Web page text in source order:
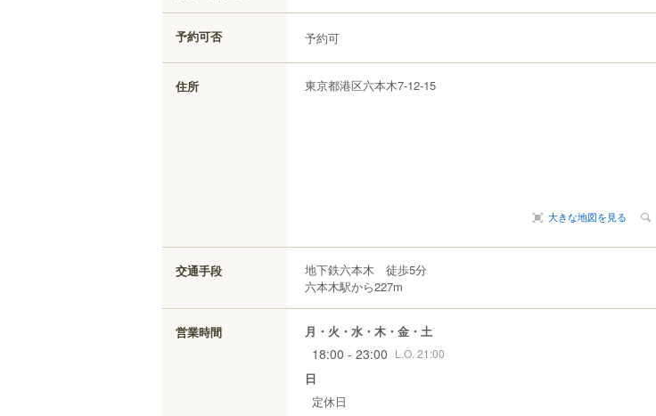
予約可否 予約可
住所 東京都港区六本木7-12-15
大きな地図を見る
交通手段
地下鉄六本木 徒歩5分
六本木駅から227m
営業時間 月・火・水・木・金・土
18:00 - 23:00 L.O. 21:00
日
定休日